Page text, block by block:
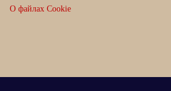
О файлах Cookie